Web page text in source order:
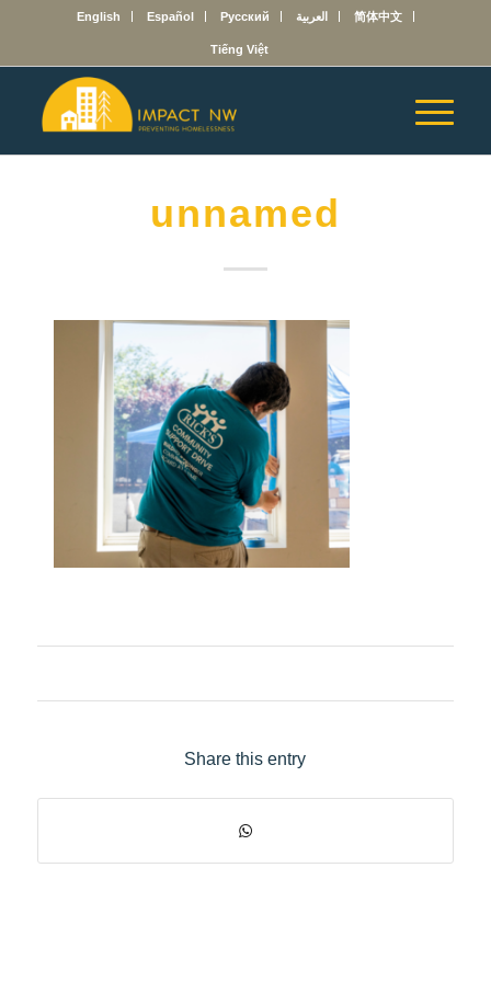
English Español Русский العربية 简体中文
Tiếng Việt
unnamed
Share this entry